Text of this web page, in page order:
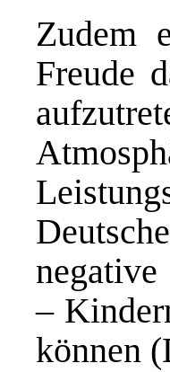
Zudem
Freude
–
können